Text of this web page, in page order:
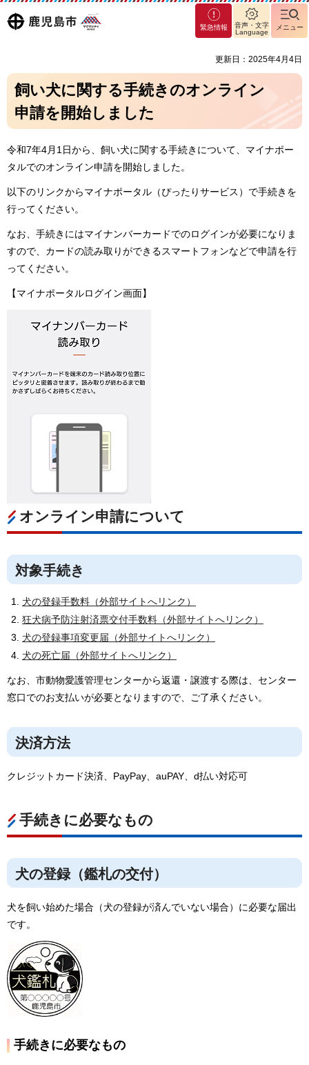
鹿児島
マグ
マシ
緊急情報
音声・文字
Language
メニュー
更新日：2025年4月4日
飼い犬に関する手続きのオンライン
申請を開始しました
令和7年4月1日から、飼い犬に関する手続きについて、マイナポー
タルでのオンライン申請を開始しました。
以下のリンクからマイナポータル（ぴったりサービス）で手続きを
行ってください。
なお、手続きにはマイナンバーカードでのログインが必要になりま
すので、カードの読み取りができるスマートフォンなどで申請を行
ってください。
【マイナポータルログイン画面】
オンライン申請について
対象手続き
犬の登録手数料（外部サイトへリンク）
狂犬病予防注射済票交付手数料（外部サイトへリンク）
犬の登録事項変更届（外部サイトへリンク）
犬の死亡届（外部サイトへリンク）
なお、市動物愛護管理センターから返還・譲渡する際は、センター
窓口でのお支払いが必要となりますので、ご了承ください。
決済方法
クレジットカード決済、PayPay、auPAY、d払い対応可
手続きに必要なもの
犬の登録（鑑札の交付）
犬を飼い始めた場合（犬の登録が済んでいない場合）に必要な届出
です。
手続きに必要なもの